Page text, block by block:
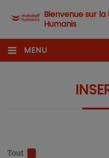
Bienvenue sur
Humanis
MENU
Tout 0